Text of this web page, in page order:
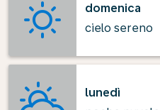
domenica
cielo sereno
lunedì